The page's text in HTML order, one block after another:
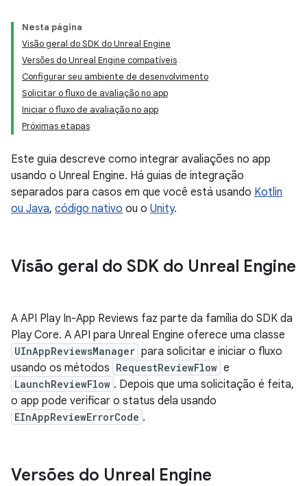
Nesta página
Visão geral do SDK do Unreal Engine
Versões do Unreal Engine compatíveis
Configurar seu ambiente de desenvolvimento
Solicitar o fluxo de avaliação no app
Iniciar o fluxo de avaliação no app
Próximas etapas
Este guia descreve como integrar avaliações no app
usando o Unreal Engine. Há guias de integração
separados para casos em que você está usando Kotlin
ou Java, código nativo ou o Unity.
Visão geral do SDK do Unreal Engine
A API Play In-App Reviews faz parte da família do SDK da
Play Core. A API para Unreal Engine oferece uma classe
UInAppReviewsManager para solicitar e iniciar o fluxo
usando os métodos RequestReviewFlow e
LaunchReviewFlow . Depois que uma solicitação é feita,
o app pode verificar o status dela usando
EInAppReviewErrorCode .
Versões do Unreal Engine